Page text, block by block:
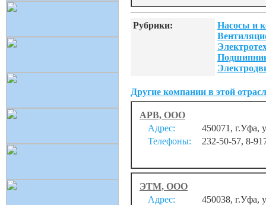
Рубрики:
Насосы и
Другие компании в этой
АРВ, ООО
Адрес:
450071, г.Уфа,
Телефоны:
232-50-57, 8-
ЭТМ, ООО
Адрес:
450038, г.Уфа,